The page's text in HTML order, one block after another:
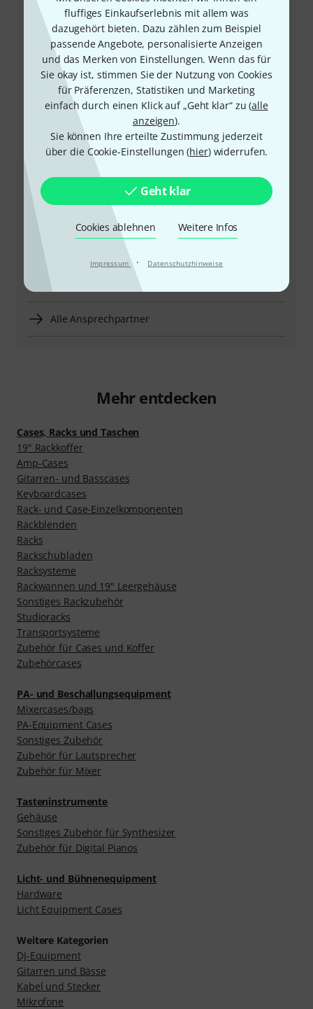
fluffiges Einkaufserlebnis mit allem was
dazugehört bieten. Dazu zählen zum Beispiel
passende Angebote, personalisierte Anzeigen
und das Merken von Einstellungen. Wenn das für
Sie okay ist, stimmen Sie der Nutzung von Cookies
für Präferenzen, Statistiken und Marketing
einfach durch einen Klick auf „Geht klar“ zu (alle
anzeigen).
Sie können Ihre erteilte Zustimmung jederzeit
über die Cookie-Einstellungen (hier) widerrufen.
Geht klar
Cookies ablehnen Weitere Infos
Impressum · Datenschutzhinweise
+49-9546-9223-66
Unser Thomann Team Kundenservice steht Ihnen bei
allen Fragen und Problemen nach dem Kauf zur Seite.
Kundennummer bereithalten
Öffnungszeiten
Rückruf vereinbaren
Mehr Kontaktoptionen
Produkt zurücksenden
Alle Ansprechpartner
Mehr entdecken
Cases, Racks und Taschen
19" Rackkoffer
Amp-Cases
Gitarren- und Basscases
Keyboardcases
Rack- und Case-Einzelkomponenten
Rackblenden
Racks
Rackschubladen
Racksysteme
Rackwannen und 19" Leergehäuse
Sonstiges Rackzubehör
Studioracks
Transportsysteme
Zubehör für Cases und Koffer
Zubehörcases
PA- und Beschallungsequipment
Mixercases/bags
PA-Equipment Cases
Sonstiges Zubehör
Zubehör für Lautsprecher
Zubehör für Mixer
Tasteninstrumente
Gehäuse
Sonstiges Zubehör für Synthesizer
Zubehör für Digital Pianos
Licht- und Bühnenequipment
Hardware
Licht Equipment Cases
Weitere Kategorien
DJ-Equipment
Gitarren und Bässe
Kabel und Stecker
Mikrofone